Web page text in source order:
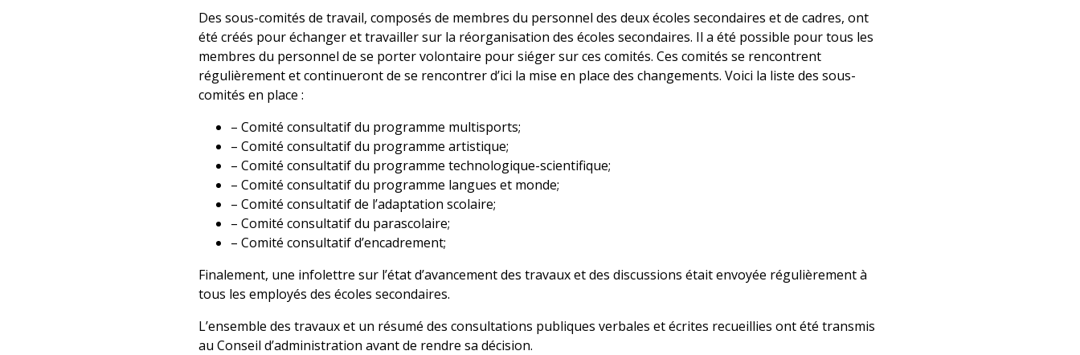
Des sous-comités de travail, composés de membres du personnel des deux écoles secondaires et de cadres, ont
été créés pour échanger et travailler sur la réorganisation des écoles secondaires. Il a été possible pour tous les
membres du personnel de se porter volontaire pour siéger sur ces comités. Ces comités se rencontrent
régulièrement et continueront de se rencontrer d’ici la mise en place des changements. Voici la liste des sous-
comités en place :
– Comité consultatif du programme multisports;
– Comité consultatif du programme artistique;
– Comité consultatif du programme technologique-scientifique;
– Comité consultatif du programme langues et monde;
– Comité consultatif de l’adaptation scolaire;
– Comité consultatif du parascolaire;
– Comité consultatif d’encadrement;
Finalement, une infolettre sur l’état d’avancement des travaux et des discussions était envoyée régulièrement à
tous les employés des écoles secondaires.
L’ensemble des travaux et un résumé des consultations publiques verbales et écrites recueillies ont été transmis
au Conseil d’administration avant de rendre sa décision.